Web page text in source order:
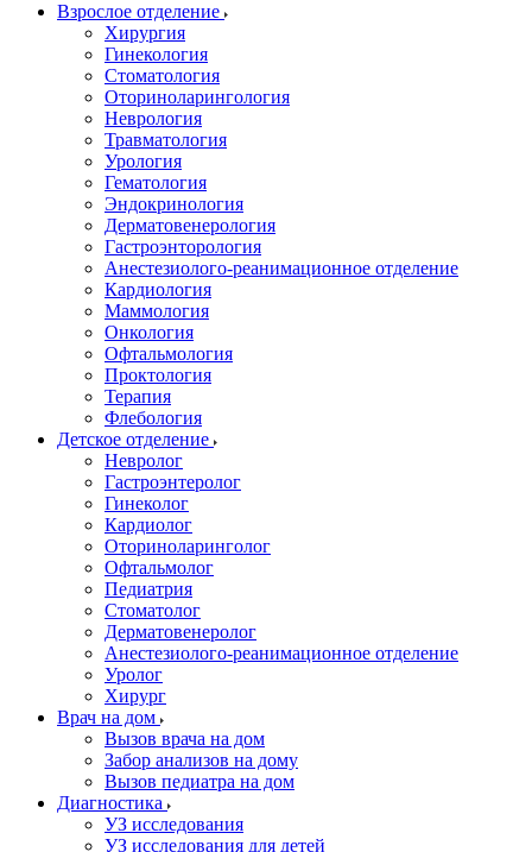
Взрослое отделение
Хирургия
Гинекология
Стоматология
Оториноларингология
Неврология
Травматология
Урология
Гематология
Эндокринология
Дерматовенерология
Гастроэнторология
Анестезиолого-реанимационное отделение
Кардиология
Маммология
Онкология
Офтальмология
Проктология
Терапия
Флебология
Детское отделение
Невролог
Гастроэнтеролог
Гинеколог
Кардиолог
Оториноларинголог
Офтальмолог
Педиатрия
Стоматолог
Дерматовенеролог
Анестезиолого-реанимационное отделение
Уролог
Хирург
Врач на дом
Вызов врача на дом
Забор анализов на дому
Вызов педиатра на дом
Диагностика
УЗ исследования
УЗ исследования для детей